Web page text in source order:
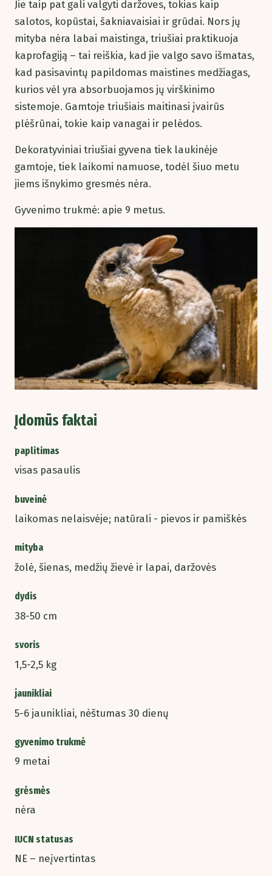
Jie taip pat gali valgyti daržoves, tokias kaip
salotos, kopūstai, šakniavaisiai ir grūdai. Nors jų
mityba nėra labai maistinga, triušiai praktikuoja
kaprofagiją – tai reiškia, kad jie valgo savo išmatas,
kad pasisavintų papildomas maistines medžiagas,
kurios vėl yra absorbuojamos jų virškinimo
sistemoje. Gamtoje triušiais maitinasi įvairūs
plėšrūnai, tokie kaip vanagai ir pelėdos.
Dekoratyviniai triušiai gyvena tiek laukinėje
gamtoje, tiek laikomi namuose, todėl šiuo metu
jiems išnykimo gresmės nėra.
Gyvenimo trukmė: apie 9 metus.
Įdomūs faktai
paplitimas
visas pasaulis
buveinė
laikomas nelaisvėje; natūrali - pievos ir pamiškės
mityba
žolė, šienas, medžių žievė ir lapai, daržovės
dydis
38-50 cm
svoris
1,5-2,5 kg
jaunikliai
5-6 jaunikliai, nėštumas 30 dienų
gyvenimo trukmė
9 metai
grėsmės
nėra
IUCN statusas
NE – neįvertintas